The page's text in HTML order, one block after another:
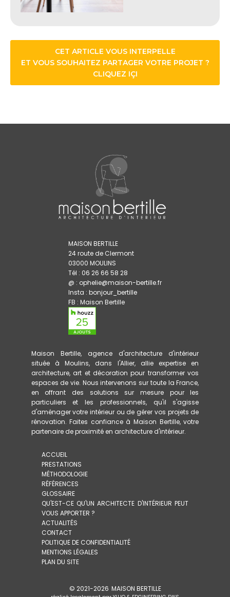
CET ARTICLE VOUS INTERPELLE
ET VOUS SOUHAITEZ PARTAGER VOTRE PROJET ?
CLIQUEZ IÇI
MAISON BERTILLE
24 route de Clermont
03000 MOULINS
Tél : 06 26 66 58 28
@ : ophelie@maison-bertille.fr
Insta : bonjour_bertille
FB : Maison Bertille
Maison Bertille, agence d'architecture d'intérieur
située à Moulins, dans l'Allier, allie expertise en
architecture, art et décoration pour transformer vos
espaces de vie. Nous intervenons sur toute la France,
en offrant des solutions sur mesure pour les
particuliers et les professionnels, qu'il s'agisse
d'aménager votre intérieur ou de gérer vos projets de
rénovation. Faites confiance à Maison Bertille, votre
partenaire de proximité en architecture d'intérieur.
ACCUEIL
PRESTATIONS
MÉTHODOLOGIE
RÉFÉRENCES
GLOSSAIRE
QU'EST-CE QU'UN ARCHITECTE D'INTÉRIEUR PEUT
VOUS APPORTER ?
ACTUALITÉS
CONTACT
POLITIQUE DE CONFIDENTIALITÉ
MENTIONS LÉGALES
PLAN DU SITE
© 2021-2026 MAISON BERTILLE